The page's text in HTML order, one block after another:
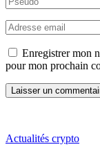
Enregistrer mon
pour mon prochain
Actualités crypto